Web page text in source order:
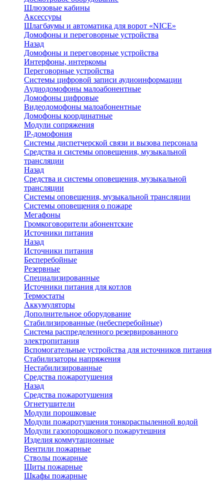
Шлюзовые кабины
Аксессуры
Шлагбаумы и автоматика для ворот «NICE»
Домофоны и переговорные устройства
Назад
Домофоны и переговорные устройства
Интерфоны, интеркомы
Переговорные устройства
Системы цифровой записи аудиоинформации
Аудиодомофоны малоабонентные
Домофоны цифровые
Видеодомофоны малоабонентные
Домофоны координатные
Модули сопряжения
IP-домофония
Системы диспетчерской связи и вызова персонала
Средства и системы оповещения, музыкальной
трансляции
Назад
Средства и системы оповещения, музыкальной
трансляции
Системы оповещения, музыкальной трансляции
Системы оповещения о пожаре
Мегафоны
Громкоговорители абонентские
Источники питания
Назад
Источники питания
Бесперебойные
Резервные
Специализированные
Источники питания для котлов
Термостаты
Аккумуляторы
Дополнительное оборудование
Стабилизированные (небесперебойные)
Система распределенного резервированного
электропитания
Вспомогательные устройства для источников питания
Стабилизаторы напряжения
Нестабилизированные
Средства пожаротушения
Назад
Средства пожаротушения
Огнетушители
Модули порошковые
Модули пожаротушения тонкораспыленной водой
Модули газопорошкового пожарутешния
Изделия коммутационные
Вентили пожарные
Стволы пожарные
Щиты пожарные
Шкафы пожарные